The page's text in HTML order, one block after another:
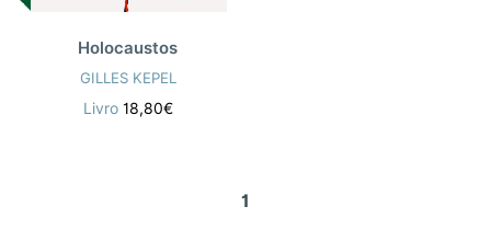
Holocaustos
GILLES KEPEL
Livro 18,80€
1